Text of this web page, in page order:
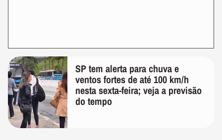
SP tem alerta para chuva e
ventos fortes de até 100 km/h
nesta sexta-feira; veja a previsão
do tempo